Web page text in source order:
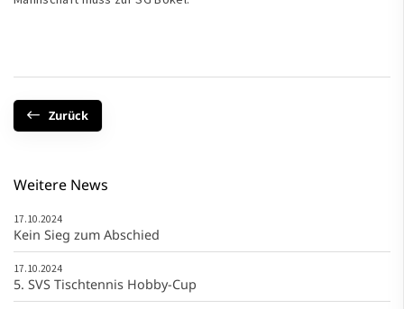
Zurück
Weitere News
17.10.2024
Kein Sieg zum Abschied
17.10.2024
5. SVS Tischtennis Hobby-Cup